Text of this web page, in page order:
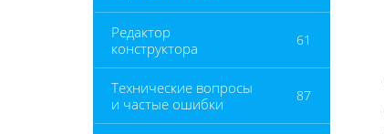
Редактор
конструктора
61
Технические вопросы
и частые ошибки
87